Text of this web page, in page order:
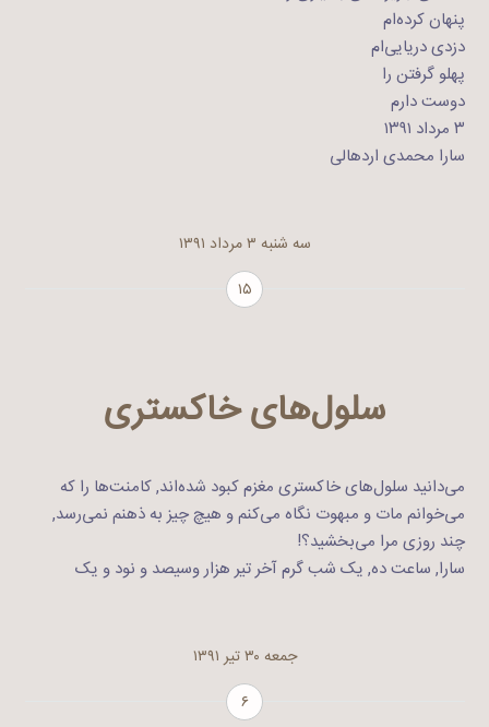
پنهان کرده‌ام
دزدی دریایی‌ام
پهلو گرفتن را
دوست دارم
۳ مرداد ۱۳۹۱
سارا محمدی اردهالی
سه شنبه ۳ مرداد ۱۳۹۱
۱۵
سلول‌های خاکستری
می‌دانید سلول‌های خاکستری مغزم کبود شده‌اند, کامنت‌ها را که
می‌خوانم مات و مبهوت نگاه می‌کنم و هیچ چیز به ذهنم نمی‌رسد,
چند روزی مرا می‌بخشید؟!
سارا, ساعت ده, یک شب گرم آخر تیر هزار وسیصد و نود و یک
جمعه ۳۰ تیر ۱۳۹۱
۶